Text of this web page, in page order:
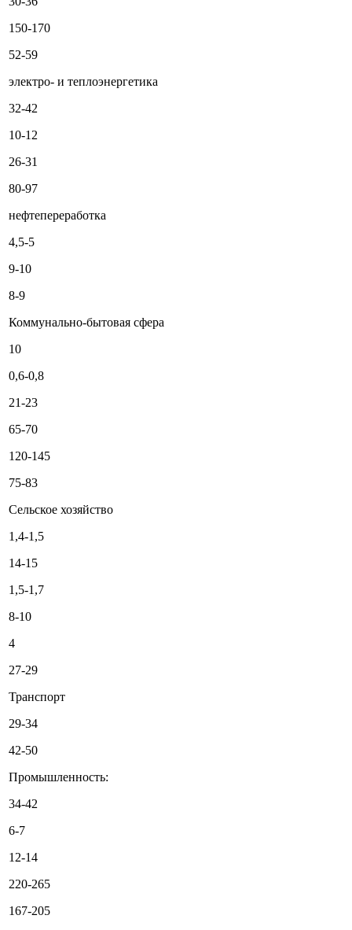
150-170
52-59
электро- и теплоэнергетика
32-42
10-12
26-31
80-97
нефтепереработка
4,5-5
9-10
8-9
Коммунально-бытовая сфера
10
0,6-0,8
21-23
65-70
120-145
75-83
Сельское хозяйство
1,4-1,5
14-15
1,5-1,7
8-10
4
27-29
Транспорт
29-34
42-50
Промышленность:
34-42
6-7
12-14
220-265
167-205